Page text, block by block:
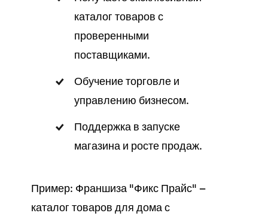
каталог товаров с
проверенными
поставщиками.
Обучение торговле и
управлению бизнесом.
Поддержка в запуске
магазина и росте продаж.
Пример: Франшиза "Фикс Прайс" —
каталог товаров для дома с